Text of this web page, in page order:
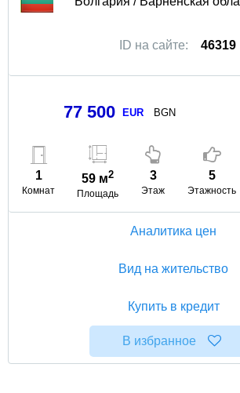
46319
ID на сайте:
77 500 EUR BGN
1
Комнат
59 м2
Площадь
3
Этаж
5
Этажность
Аналитика цен
Вид на жительство
Купить в кредит
В избранное